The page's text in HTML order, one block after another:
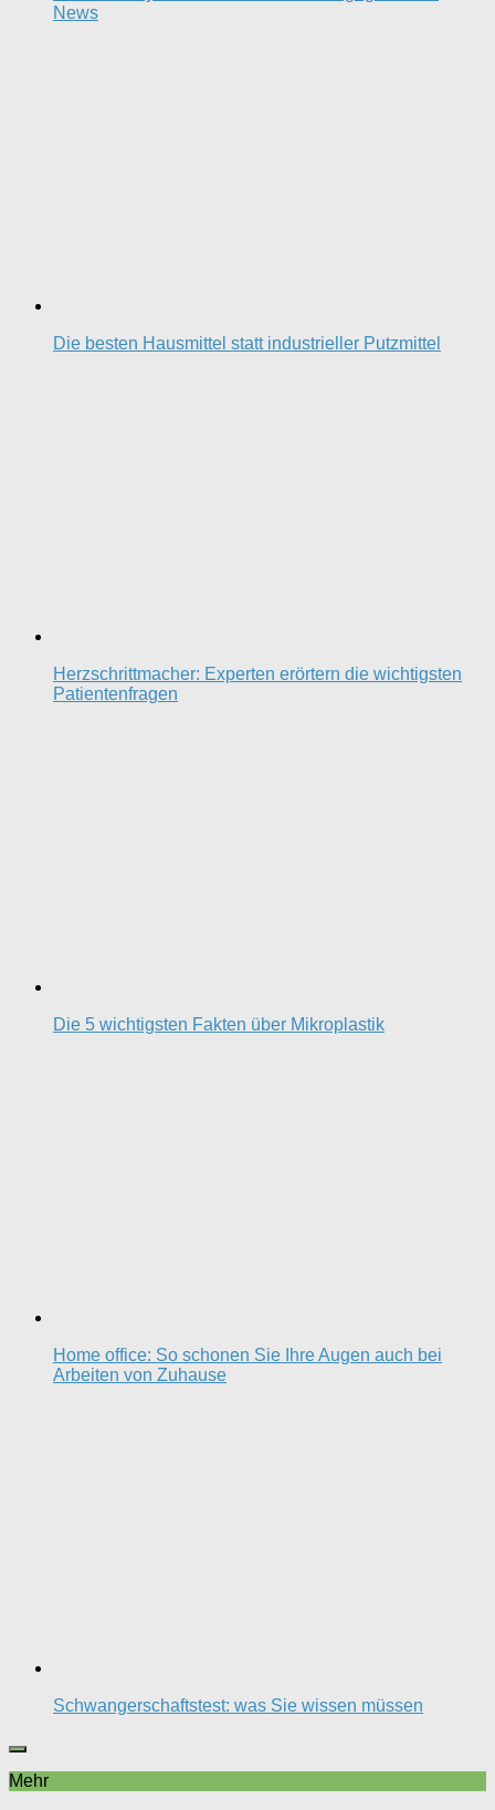
News
Die besten Hausmittel statt industrieller Putzmittel
Herzschrittmacher: Experten erörtern die wichtigsten
Patientenfragen
Die 5 wichtigsten Fakten über Mikroplastik
Home office: So schonen Sie Ihre Augen auch bei
Arbeiten von Zuhause
Schwangerschaftstest: was Sie wissen müssen
Mehr